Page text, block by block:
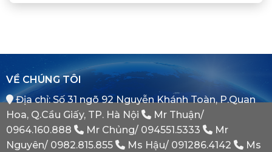
Vị
Của
Bình
Minh
Xác
Điện
Sao
Phát
Dự
Phòng
Bắt
Phải
VỀ CHÚNG TÔI
Địa chỉ: Số 31 ngõ 92 Nguyễn Khánh Toàn, P.Quan
Hoa, Q.Cầu Giấy, TP. Hà Nội
Mr Thuận/
0964.160.888
Mr Chủng/ 094551.5333
Mr
Nguyên/ 0982.815.855 Ms Hậu/ 091286.4142
Ms